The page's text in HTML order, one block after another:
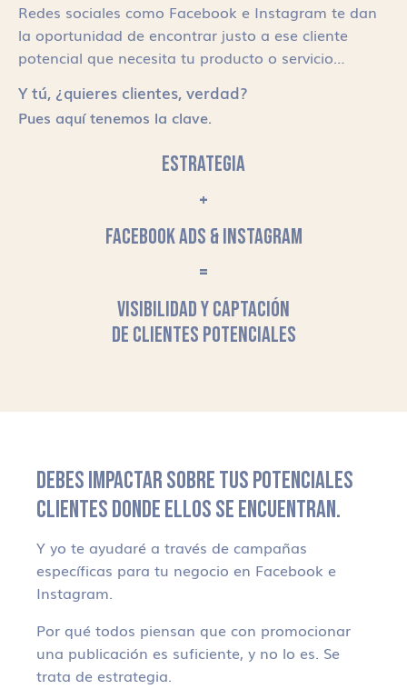
Redes sociales como Facebook e Instagram te dan
la oportunidad de encontrar justo a ese cliente
potencial que necesita tu producto o servicio…
Y tú, ¿quieres clientes, verdad?
Pues aquí tenemos la clave.
ESTRATEGIA
+
FACEBOOK ADS & INSTAGRAM
=
VISIBILIDAD Y CAPTACIÓN
DE CLIENTES POTENCIALES
DEBES IMPACTAR SOBRE TUS POTENCIALES
CLIENTES DONDE ELLOS SE ENCUENTRAN.
Y yo te ayudaré a través de campañas
específicas para tu negocio en Facebook e
Instagram.
Por qué todos piensan que con promocionar
una publicación es suficiente, y no lo es. Se
trata de estrategia.